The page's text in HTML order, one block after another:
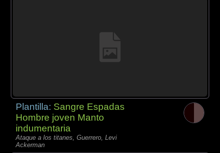
Plantilla: Sangre Espadas
Hombre joven Manto
indumentaria
Ataque a los titanes, Guerrero, Levi
Ackerman